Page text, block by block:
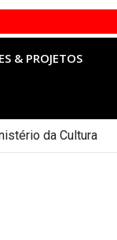
& PROJETOS
da Cultura